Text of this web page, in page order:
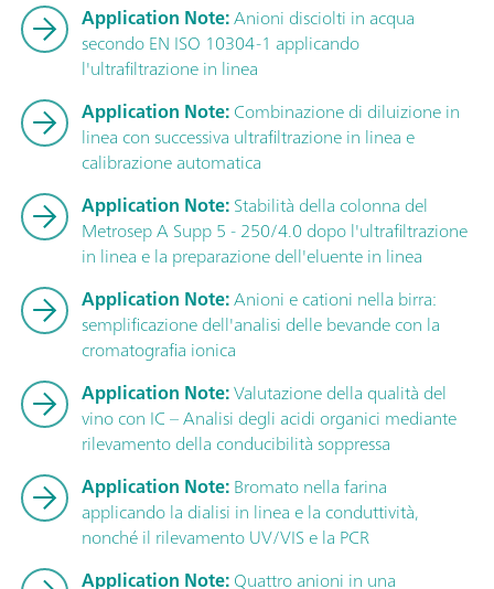
Application Note:Anioni disciolti in acqua
secondo EN ISO 10304-1 applicando
l'ultrafiltrazione in linea
Application Note:Combinazione di diluizione in
linea con successiva ultrafiltrazione in linea e
calibrazione automatica
Application Note:Stabilità della colonna del
Metrosep A Supp 5 - 250/4.0 dopo l'ultrafiltrazione
in linea e la preparazione dell'eluente in linea
Application Note:Anioni e cationi nella birra:
semplificazione dell'analisi delle bevande con la
cromatografia ionica
Application Note:Valutazione della qualità del
vino con IC – Analisi degli acidi organici mediante
rilevamento della conducibilità soppressa
Application Note:Bromato nella farina
applicando la dialisi in linea e la conduttività,
nonché il rilevamento UV/VIS e la PCR
Application Note:Quattro anioni in una